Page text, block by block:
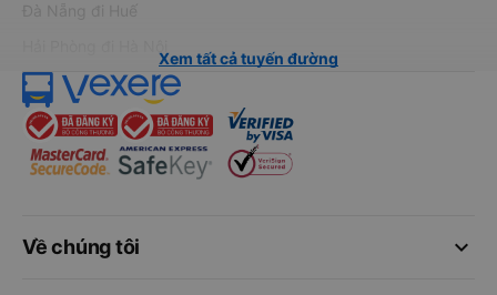
Đà Nẵng đi Huế
Xem tất cả tuyến đường
keyboard_arrow_down
Về chúng tôi